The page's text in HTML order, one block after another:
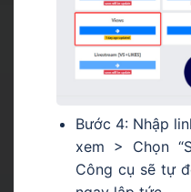
Bước 4: Nhập
xem > Chọn
Công cụ sẽ tự